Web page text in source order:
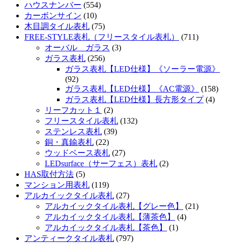
ハウスナンバー (554)
カーボンサイン (10)
木目調タイル表札 (75)
FREE-STYLE表札（フリースタイル表札）
(711)
オーバル ガラス (3)
ガラス表札 (256)
ガラス表札【LED仕様】《ソーラー電源》
(92)
ガラス表札【LED仕様】《AC電源》
(158)
ガラス表札【LED仕様】長方形タイプ(4)
リーフカット１
(2)
フリースタイル表札 (132)
ステンレス表札 (39)
銅・真鍮表札 (22)
ウッドベース表札 (27)
LEDsurface（サーフェス）表札 (2)
HAS取付方法 (5)
マンション用表札 (119)
アルカイックタイル表札 (27)
アルカイックタイル表札【グレー色】
(21)
アルカイックタイル表札【薄茶色】
(4)
アルカイックタイル表札【茶色】
(1)
アンティークタイル表札 (797)